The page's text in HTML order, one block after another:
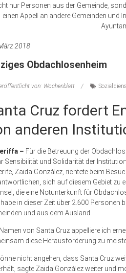
nur Personen aus der Gemeinde,
einen Appell an andere Gemeinden und
2018
Obdachlosenheim
von: Wochenblatt
Cruz fordert
anderen
– Für die Betreuung der
Sensibilität und Solidarität der
Zaida González, richtete beim
sich auf diesem Gebiet zu
die eine Notunterkunft für
in dieser Zeit über 2.600 Personen
und aus dem Ausland.
von Santa Cruz appelliere ich
diese Herausforderung zu
nicht angehen, dass Santa Cruz
sagte Zaida González weiter und